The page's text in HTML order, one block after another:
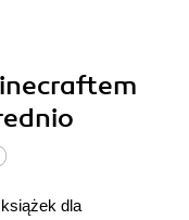
dla